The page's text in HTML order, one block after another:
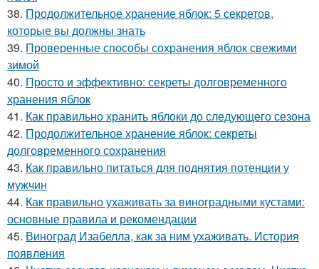
38. Продолжительное хранение яблок: 5 секретов,
которые вы должны знать
39. Проверенные способы сохранения яблок свежими
зимой
40. Просто и эффективно: секреты долговременного
хранения яблок
41. Как правильно хранить яблоки до следующего сезона
42. Продолжительное хранение яблок: секреты
долговременного сохранения
43. Как правильно питаться для поднятия потенции у
мужчин
44. Как правильно ухаживать за виноградными кустами:
основные правила и рекомендации
45. Виноград Изабелла, как за ним ухаживать. История
появления